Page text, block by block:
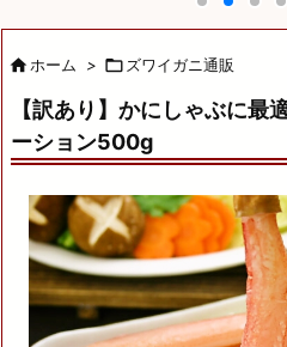
ホーム >  ズワイガニ通販
【訳あり】かにしゃぶに最
ーション500g